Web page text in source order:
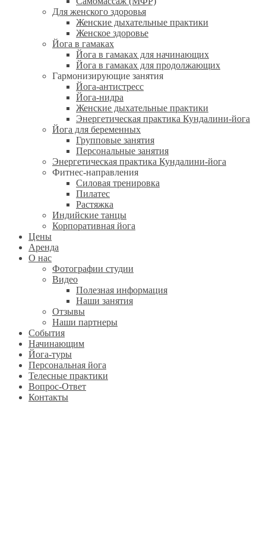
Для женского здоровья
Женские дыхательные практики
Женское здоровье
Йога в гамаках
Йога в гамаках для начинающих
Йога в гамаках для продолжающих
Гармонизирующие занятия
Йога-антистресс
Йога-нидра
Женские дыхательные практики
Энергетическая практика Кундалини-йога
Йога для беременных
Групповые занятия
Персональные занятия
Энергетическая практика Кундалини-йога
Фитнес-направления
Силовая тренировка
Пилатес
Растяжка
Индийские танцы
Корпоративная йога
Цены
Аренда
О нас
Фотографии студии
Видео
Полезная информация
Наши занятия
Отзывы
Наши партнеры
События
Начинающим
Йога-туры
Персональная йога
Телесные практики
Вопрос-Ответ
Контакты